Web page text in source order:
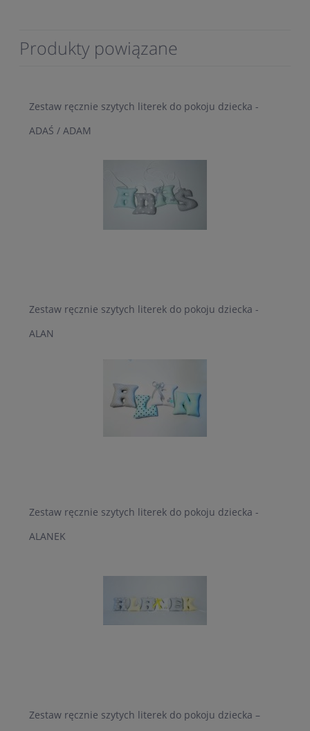
Produkty powiązane
Zestaw ręcznie szytych literek do pokoju dziecka -
ADAŚ / ADAM
Zestaw ręcznie szytych literek do pokoju dziecka -
ALAN
Zestaw ręcznie szytych literek do pokoju dziecka -
ALANEK
Zestaw ręcznie szytych literek do pokoju dziecka –